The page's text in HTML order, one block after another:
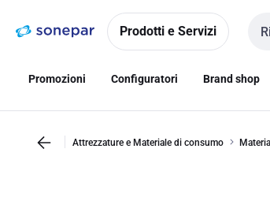
navigazionealla
Prodotti e Servizi
Promozioni Configuratori Brand shop
Attrezzature e Materiale di consumo